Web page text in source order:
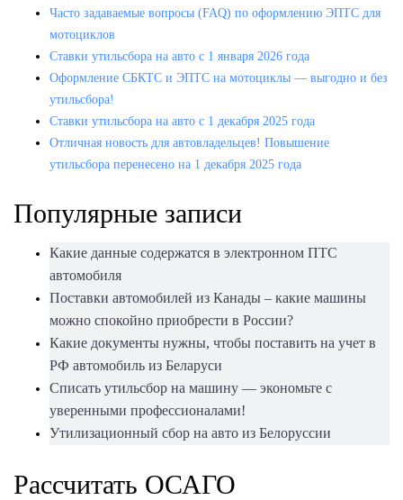
Часто задаваемые вопросы (FAQ) по оформлению ЭПТС для
мотоциклов
Ставки утильсбора на авто с 1 января 2026 года
Оформление СБКТС и ЭПТС на мотоциклы — выгодно и без
утильсбора!
Ставки утильсбора на авто с 1 декабря 2025 года
Отличная новость для автовладельцев! Повышение
утильсбора перенесено на 1 декабря 2025 года
Популярные записи
Какие данные содержатся в электронном ПТС
автомобиля
Поставки автомобилей из Канады – какие машины
можно спокойно приобрести в России?
Какие документы нужны, чтобы поставить на учет в
РФ автомобиль из Беларуси
Списать утильсбор на машину — экономьте с
уверенными профессионалами!
Утилизационный сбор на авто из Белоруссии
Рассчитать ОСАГО